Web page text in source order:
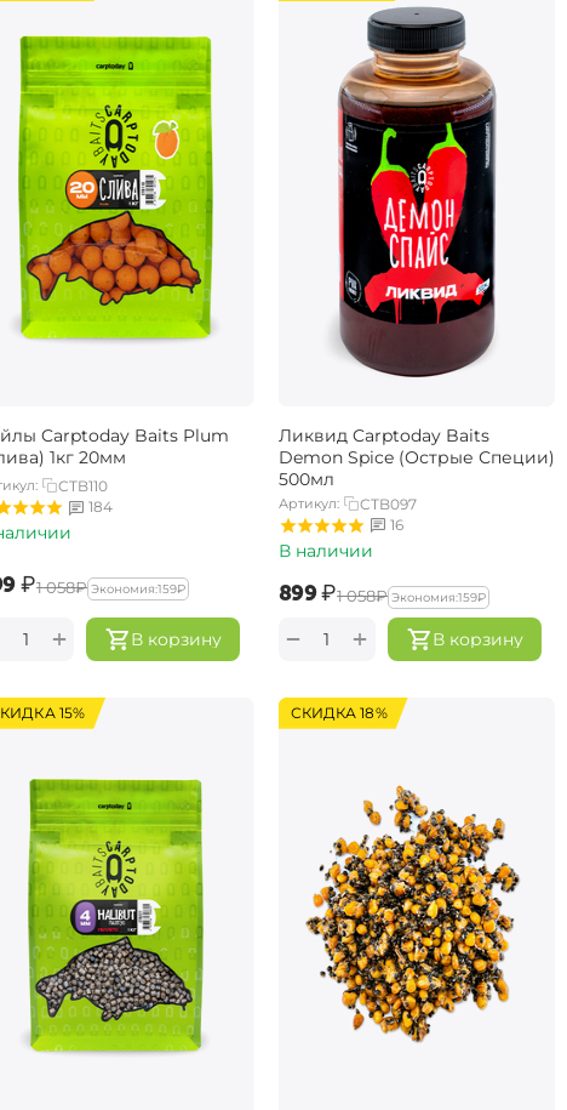
Carptoday Baits Plum
1кг 20мм
CTB110
184
₽‍1 058‍₽ Экономия:‍159‍₽
В корзину
+
Ликвид Carptoday Baits
Demon Spice (Острые Специи)
500мл
Артикул:
CTB097
16
В наличии
‍899‍₽‍1 058‍₽ Экономия:‍159‍₽
В корзину
+
−
15% СКИДКА 18%